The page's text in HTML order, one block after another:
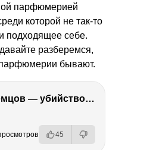
парфюмерией
которой не так-то
подходящее себе.
разберемся,
бывают.
Антон Немцов — убийство Бориса Немцова, переезд в Дубай, семья и политика
45